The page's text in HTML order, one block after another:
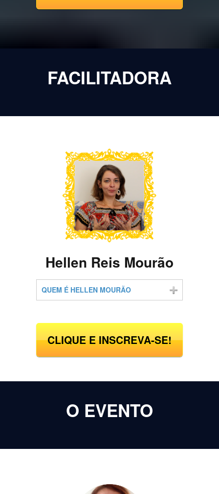
FACILITADORA
Hellen Reis Mourão
QUEM É HELLEN MOURÃO
CLIQUE E INSCREVA-SE!
O EVENTO